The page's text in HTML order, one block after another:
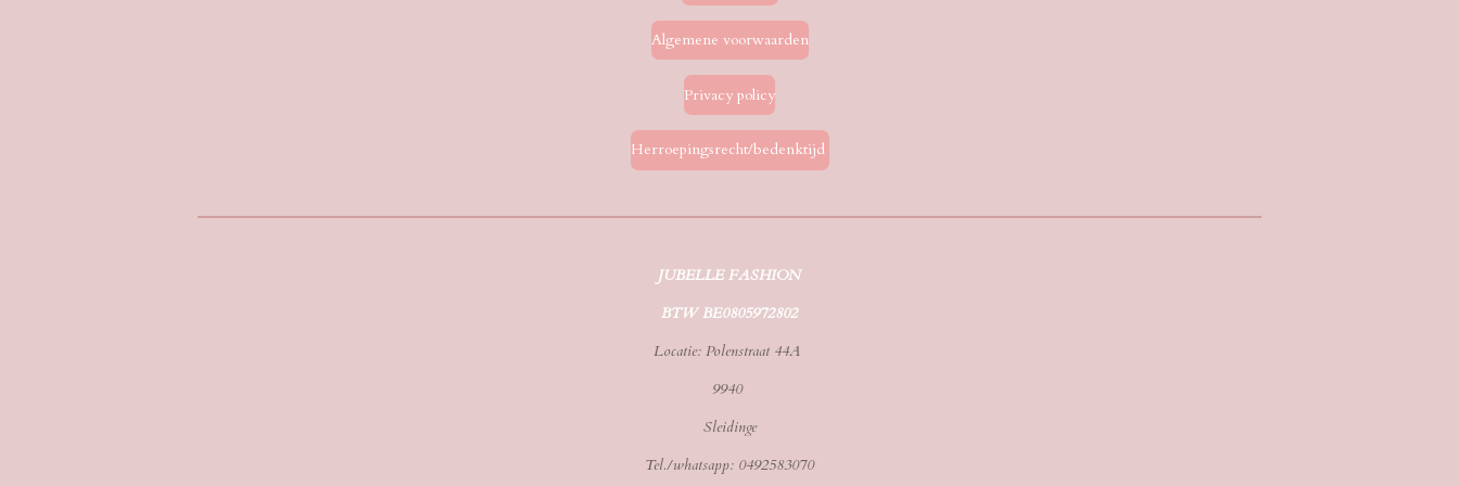
Algemene voorwaarden
Privacy policy
Herroepingsrecht/bedenktijd
JUBELLE FASHION
BTW BE0805972802
Locatie: Polenstraat 44A
9940
Sleidinge
Tel./whatsapp: 0492583070